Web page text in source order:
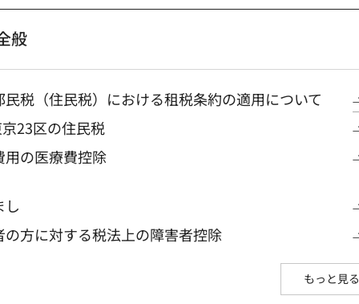
般
税（住民税）における租税条約の適用について
23区の住民税
用の医療費控除
し
方に対する税法上の障害者控除
もっと見る